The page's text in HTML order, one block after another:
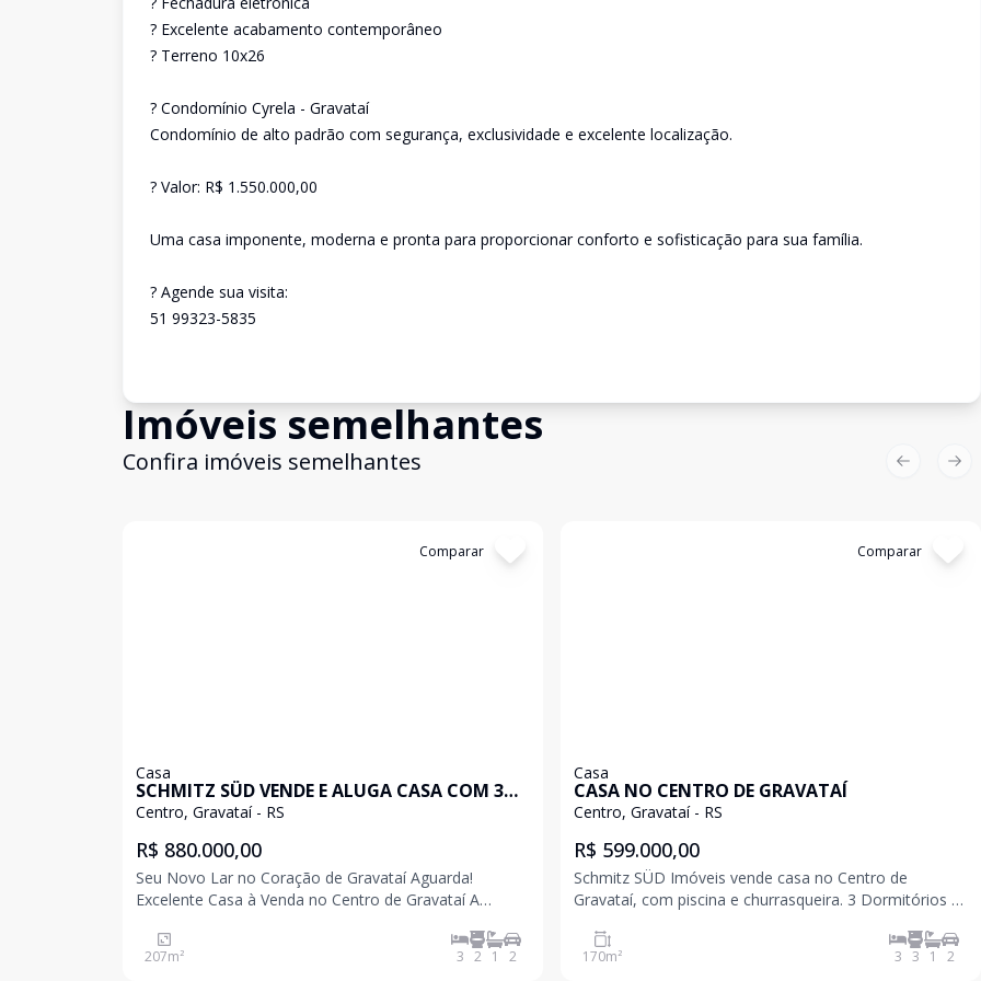
? Excelente acabamento contemporâneo
? Terreno 10x26
? Condomínio Cyrela - Gravataí
Condomínio de alto padrão com segurança, exclusividade e excelente localização.
? Valor: R$ 1.550.000,00
Uma casa imponente, moderna e pronta para proporcionar conforto e sofisticação para sua família.
? Agende sua visita:
51 99323-5835
Imóveis semelhantes
Confira imóveis semelhantes
Comparar
Casa
SCHMITZ SÜD VENDE E ALUGA CASA COM 3
DORMITÓRIOS NO CENTRO DE GRAVATAÍ
Centro, Gravataí - RS
R$ 880.000,00
Seu Novo Lar no Coração de Gravataí Aguarda!
Excelente Casa à Venda no Centro de Gravataí A
conforto, espaço e localização privilegiada! Área Total:
207m² Dormitórios: 3 (Sendo 1 suíte privativa pa
207m² 3 2 1 2
Comparar
Casa
CASA NO CENTRO DE GRAVATAÍ
Centro, Gravataí - RS
R$ 599.000,00
Schmitz SÜD Imóveis vende casa no Centro de
Gravataí, com piscina e churrasqueira. 3 Dormitórios 1
Churrasqueira 170m² Localizado no Centro de Gravataí
Agende uma visita e venha conh
170m² 3 3 1 2
Previous